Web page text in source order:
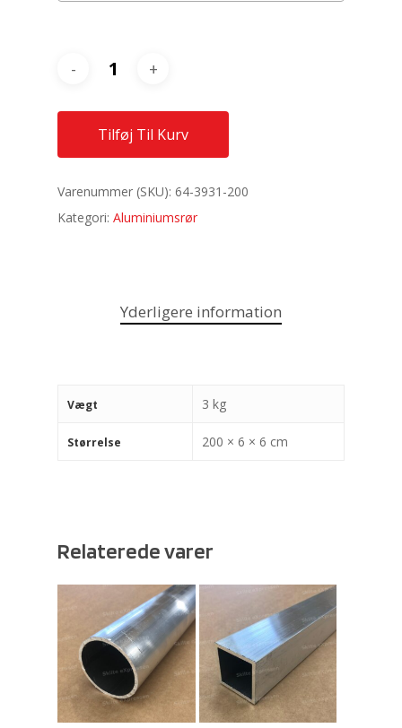
Tilføj Til Kurv
Varenummer (SKU): 64-3931-200
Kategori: Aluminiumsrør
Yderligere information
Vægt 3 kg
Størrelse 200 × 6 × 6 cm
Relaterede varer